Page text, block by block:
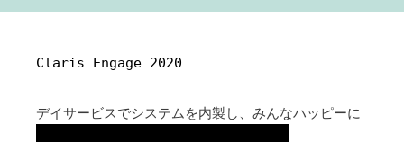
Claris Engage 2020
デイサービスでシステムを内製し、みんなハッピーに